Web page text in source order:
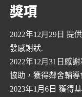
獎項
2022年12月29日 提
發感謝狀.
2022年12月31日感
協助，獲得鄰舍輔
2023年1月6日 獲得